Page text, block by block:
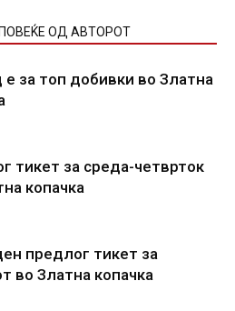
ПОВЕЌЕ ОД АВТОРОТ
е за топ добивки во Златна
тикет за среда-четврток
копачка
предлог тикет за
во Златна копачка